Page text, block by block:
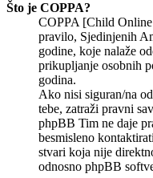
Što je COPPA?
COPPA [Child
pravilo, Sjedinjenih
godine, koje nalaže
prikupljanje osobnih
godina.
Ako nisi siguran/na
tebe, zatraži pravni
phpBB Tim ne daje
besmisleno
stvari koja nije
odnosno phpBB